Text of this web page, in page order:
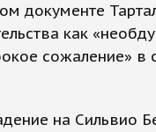
документе
как
сожаление»
на Сильвио